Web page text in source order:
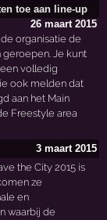
toe aan line-up
26 maart 2015
organisatie de
geroepen. Je kunt
volledig
ook melden dat
aan het Main
Freestyle area
3 maart 2015
the City 2015 is
ze
en
waarbij de